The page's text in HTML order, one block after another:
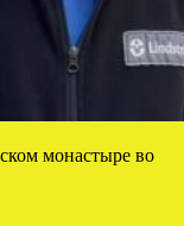
монастыре во